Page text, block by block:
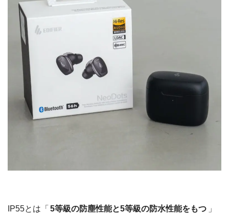
IP55とは「 5等級の防塵性能と5等級の防水性能をもつ 」